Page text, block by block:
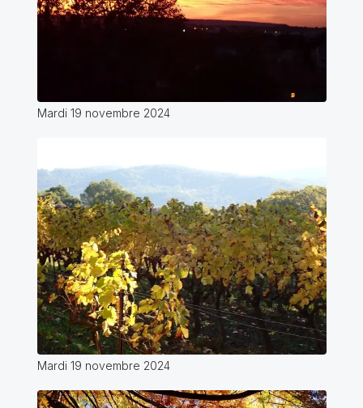
Mardi 19 novembre 2024
Mardi 19 novembre 2024